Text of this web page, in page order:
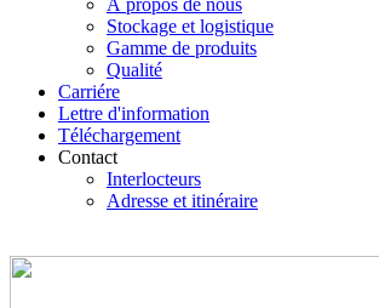
À propos de nous
Stockage et logistique
Gamme de produits
Qualité
Carriére
Lettre d'information
Téléchargement
Contact
Interlocteurs
Adresse et itinéraire